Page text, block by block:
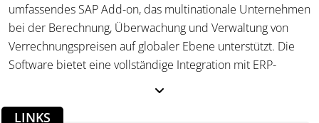
umfassendes SAP Add-on, das multinationale Unternehmen
bei der Berechnung, Überwachung und Verwaltung von
Verrechnungspreisen auf globaler Ebene unterstützt. Die
Software bietet eine vollständige Integration mit ERP-
Unternehmen bei der Einhaltung lokaler Vorschriften und
LINKS